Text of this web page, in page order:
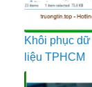
Khôi phục
liệu TPHCM